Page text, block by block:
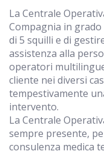
La Centrale
Compagnia in
di 5 squilli e di
assistenza alla
operatori
cliente nei diversi
tempestivamente
intervento.
La Centrale
sempre presente,
consulenza medica